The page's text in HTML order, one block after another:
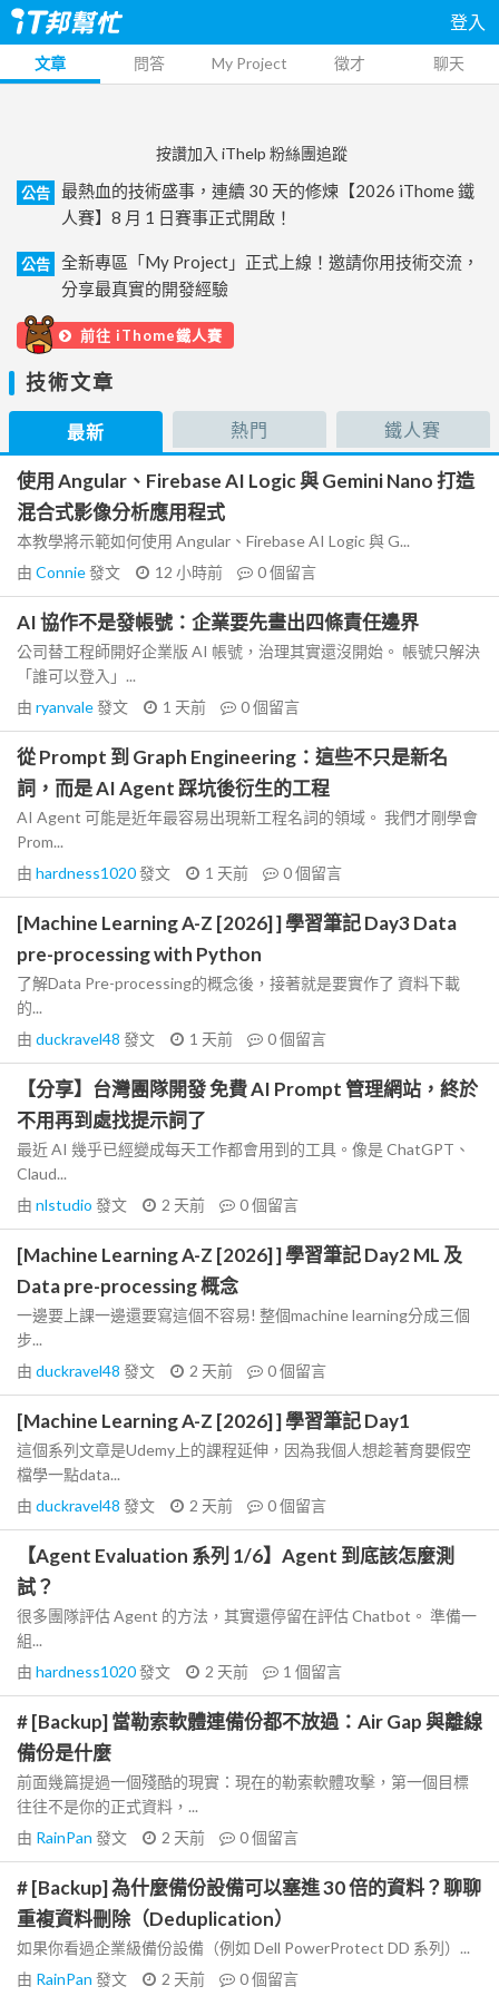
登入
文章 問答 My Project 徵才 聊天
按讚加入 iThelp 粉絲團追蹤
公告
最熱血的技術盛事，連續 30 天的修煉【2026 iThome 鐵
人賽】8 月 1 日賽事正式開啟！
公告
全新專區「My Project」正式上線！邀請你用技術交流，
分享最真實的開發經驗
前往 iThome鐵人賽
技術文章
最新 熱門 鐵人賽
使用 Angular、Firebase AI Logic 與 Gemini Nano 打造
混合式影像分析應用程式
本教學將示範如何使用 Angular、Firebase AI Logic 與 G...
由 Connie發文 12 小時前 0個留言
AI 協作不是發帳號：企業要先畫出四條責任邊界
公司替工程師開好企業版 AI 帳號，治理其實還沒開始。 帳號只解決
「誰可以登入」...
由 ryanvale發文 1 天前 0個留言
從 Prompt 到 Graph Engineering：這些不只是新名
詞，而是 AI Agent 踩坑後衍生的工程
AI Agent 可能是近年最容易出現新工程名詞的領域。 我們才剛學會
Prom...
由 hardness1020發文 1 天前 0個留言
[Machine Learning A-Z [2026] ] 學習筆記 Day3 Data
pre-processing with Python
了解Data Pre-processing的概念後，接著就是要實作了 資料下載
的...
由 duckravel48 發文 1 天前 0個留言
【分享】台灣團隊開發 免費 AI Prompt 管理網站，終於
不用再到處找提示詞了
最近 AI 幾乎已經變成每天工作都會用到的工具。像是 ChatGPT、
Claud...
由 nlstudio 發文 2 天前 0個留言
[Machine Learning A-Z [2026] ] 學習筆記 Day2 ML 及
Data pre-processing 概念
一邊要上課一邊還要寫這個不容易! 整個machine learning分成三個
步...
由 duckravel48 發文 2 天前 0個留言
[Machine Learning A-Z [2026] ] 學習筆記 Day1
這個系列文章是Udemy上的課程延伸，因為我個人想趁著育嬰假空
檔學一點data...
由 duckravel48 發文 2 天前 0個留言
【Agent Evaluation 系列 1/6】Agent 到底該怎麼測
試？
很多團隊評估 Agent 的方法，其實還停留在評估 Chatbot。 準備一
組...
由 hardness1020發文 2 天前 1 個留言
# [Backup] 當勒索軟體連備份都不放過：Air Gap 與離線
備份是什麼
前面幾篇提過一個殘酷的現實：現在的勒索軟體攻擊，第一個目標
往往不是你的正式資料，...
由 RainPan 發文 2 天前 0個留言
# [Backup] 為什麼備份設備可以塞進 30 倍的資料？聊聊
重複資料刪除（Deduplication）
如果你看過企業級備份設備（例如 Dell PowerProtect DD 系列）...
由 RainPan 發文 2 天前 0個留言